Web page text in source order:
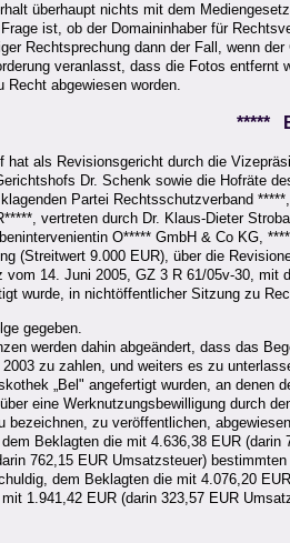
überhaupt nichts mit dem
ist, ob der Domaininhaber für
Rechtsprechung dann der Fall, wenn
veranlasst, dass die Fotos
Recht abgewiesen worden.
*****
hat als Revisionsgericht durch die
Dr. Schenk sowie die Hofräte
Partei Rechtsschutzverband
vertreten durch Dr. Klaus-Dieter
O***** GmbH & Co KG,
(Streitwert 9.000 EUR), über die
vom 14. Juni 2005, GZ 3 R 61/05v-30,
wurde, in nichtöffentlicher Sitzung zu
gegeben.
werden dahin abgeändert, dass das
zu zahlen, und weiters es zu
„Bel" angefertigt wurden, an denen
eine Werknutzungsbewilligung durch
bezeichnen, zu veröffentlichen,
Beklagten die mit 4.636,38 EUR
762,15 EUR Umsatzsteuer)
dem Beklagten die mit 4.076,20
1.941,42 EUR (darin 323,57 EUR